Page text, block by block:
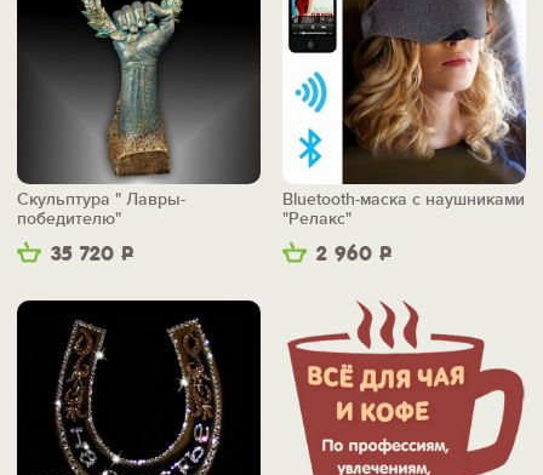
35 720 Р
Скульптура " Лавры-
победителю"
2 960 Р
Bluetooth-маска с наушниками
"Релакс"